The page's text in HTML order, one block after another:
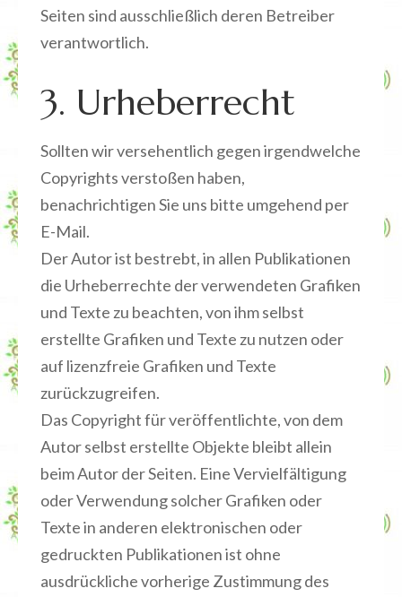
Seiten sind ausschließlich deren Betreiber
verantwortlich.
3. Urheberrecht
Sollten wir versehentlich gegen irgendwelche
Copyrights verstoßen haben,
benachrichtigen Sie uns bitte umgehend per
E-Mail.
Der Autor ist bestrebt, in allen Publikationen
die Urheberrechte der verwendeten Grafiken
und Texte zu beachten, von ihm selbst
erstellte Grafiken und Texte zu nutzen oder
auf lizenzfreie Grafiken und Texte
zurückzugreifen.
Das Copyright für veröffentlichte, von dem
Autor selbst erstellte Objekte bleibt allein
beim Autor der Seiten. Eine Vervielfältigung
oder Verwendung solcher Grafiken oder
Texte in anderen elektronischen oder
gedruckten Publikationen ist ohne
ausdrückliche vorherige Zustimmung des